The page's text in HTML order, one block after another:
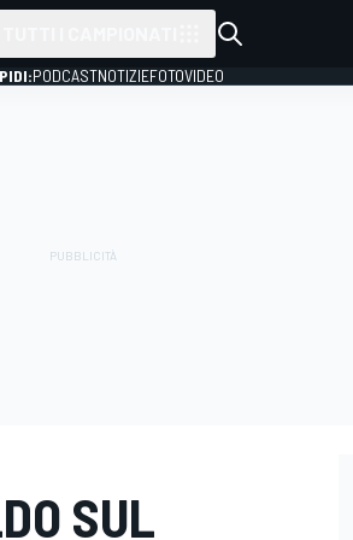
PODCASTNOTIZIEFOTOVIDEO
SUL